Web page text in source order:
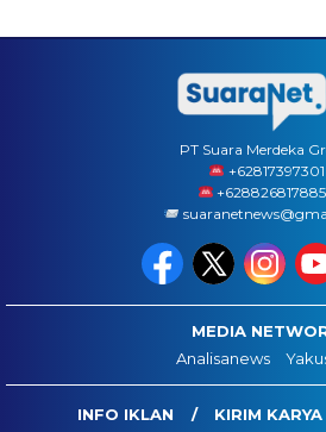
PT Suara Merdeka
‪+62817397301
MEDIA
Analisanews
INFO IKLAN KIRIM KARYA